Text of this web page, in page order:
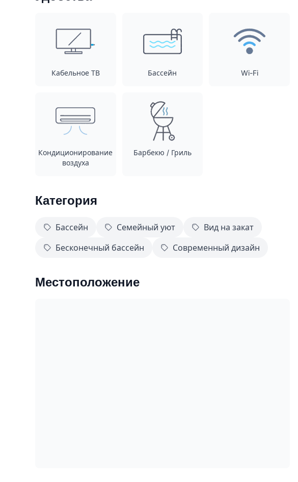
Кабельное ТВ Бассейн Wi-Fi
Кондиционирование
воздуха
Барбекю / Гриль
Категория
Бассейн Семейный уют
Вид на закат
Бесконечный бассейн
Современный дизайн
Местоположение